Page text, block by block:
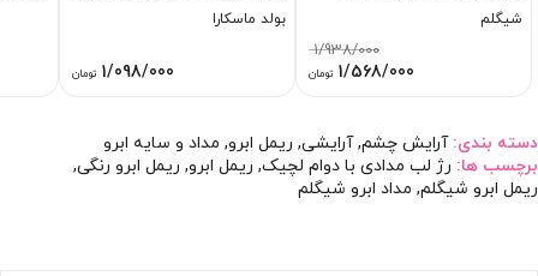
شیگلم
1/938/000
قیمت
بود.
1/568/000 تومانقیمت
بولد ماسکارا
1/098/000 تومان
دسته بندی:آرایش چشم,آرایشی, ریمل ابرو, مداد و سایه ابرو
برچسب ها: رژ لب مدادی با دوام لچیک, ریمل ابرو, ریمل ابرو رنگی,
ریمل ابرو شیگلم, مداد ابرو شیگلم